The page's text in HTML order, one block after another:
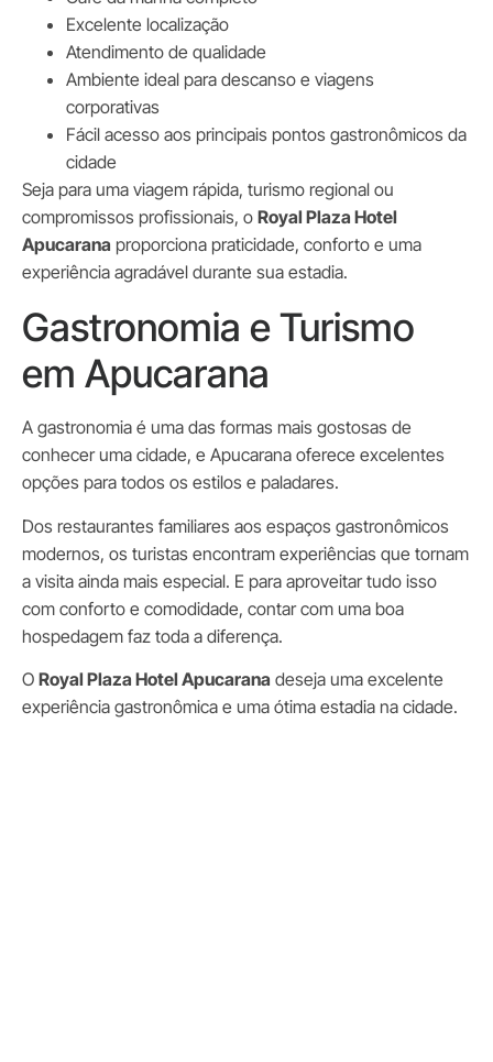
Excelente localização
Atendimento de qualidade
Ambiente ideal para descanso e viagens
corporativas
Fácil acesso aos principais pontos gastronômicos da
cidade
Seja para uma viagem rápida, turismo regional ou
compromissos profissionais, o Royal Plaza Hotel
Apucarana proporciona praticidade, conforto e uma
experiência agradável durante sua estadia.
Gastronomia e Turismo
em Apucarana
A gastronomia é uma das formas mais gostosas de
conhecer uma cidade, e Apucarana oferece excelentes
opções para todos os estilos e paladares.
Dos restaurantes familiares aos espaços gastronômicos
modernos, os turistas encontram experiências que tornam
a visita ainda mais especial. E para aproveitar tudo isso
com conforto e comodidade, contar com uma boa
hospedagem faz toda a diferença.
O Royal Plaza Hotel Apucarana deseja uma excelente
experiência gastronômica e uma ótima estadia na cidade.